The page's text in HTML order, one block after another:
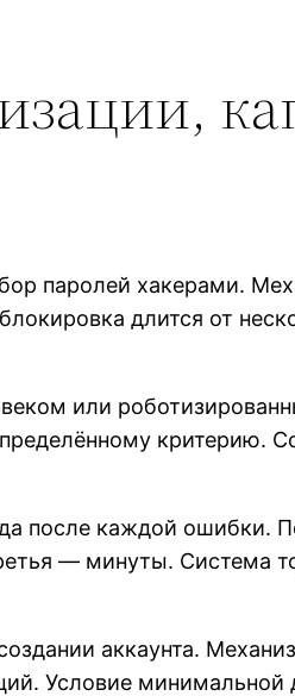
паролей хакерами.
длится от
или
критерию.
после каждой ошибки.
— минуты. Система
аккаунта.
Условие минимальной